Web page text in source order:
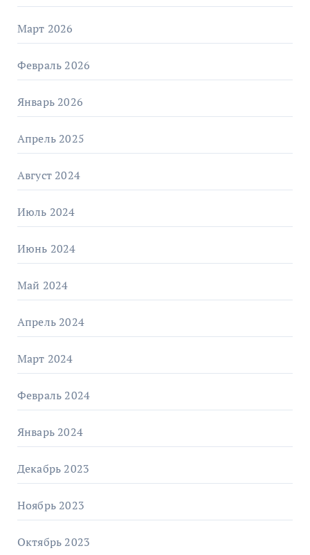
Март 2026
Февраль 2026
Январь 2026
Апрель 2025
Август 2024
Июль 2024
Июнь 2024
Май 2024
Апрель 2024
Март 2024
Февраль 2024
Январь 2024
Декабрь 2023
Ноябрь 2023
Октябрь 2023